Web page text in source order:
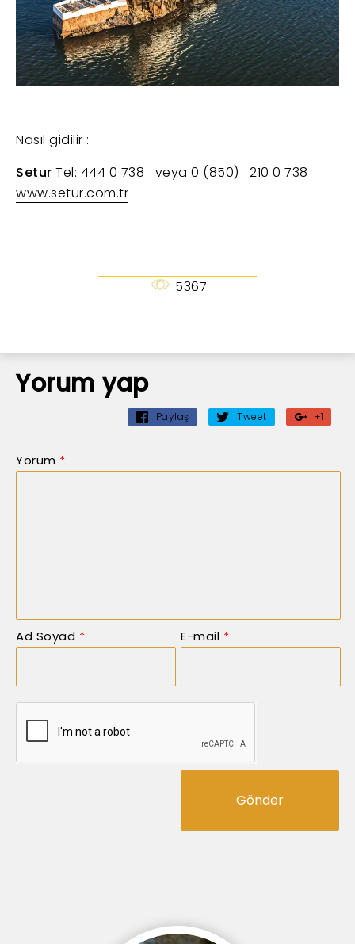
Nasıl gidilir :
Setur Tel: 444 0 738 veya 0 (850) 210 0 738
www.setur.com.tr
5367
Yorum yap
Paylaş Tweet +1
Yorum *
Ad Soyad * E-mail *